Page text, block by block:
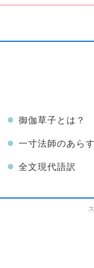
御伽草子とは？
一寸法師のあら
全文現代語訳